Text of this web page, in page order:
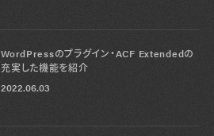
WordPressのプラグイン・ACF Extendedの
充実した機能を紹介
2022.06.03